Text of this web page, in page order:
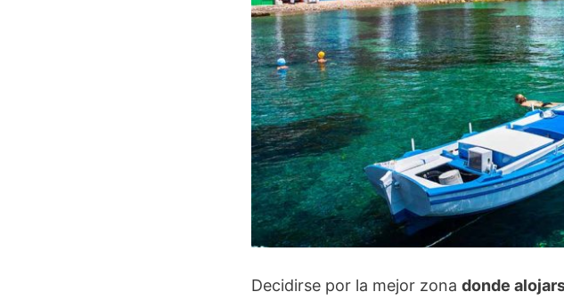
Decidirse por la mejor zona donde